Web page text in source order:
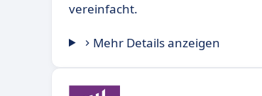
vereinfacht.
Mehr Details anzeigen